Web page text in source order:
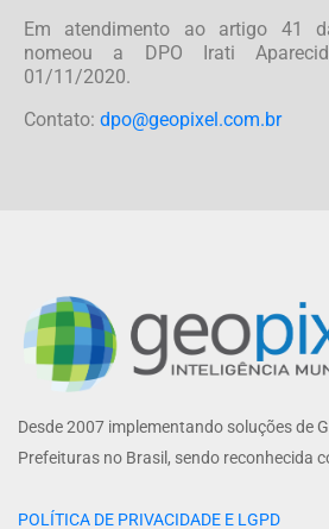
Em atendimento ao artigo 41
nomeou a DPO Irati
01/11/2020.
Contato: dpo@geopixel.com.br
Desde 2007 implementando soluções de
Prefeituras no Brasil, sendo reconhecida
POLÍTICA DE PRIVACIDADE E LGPD